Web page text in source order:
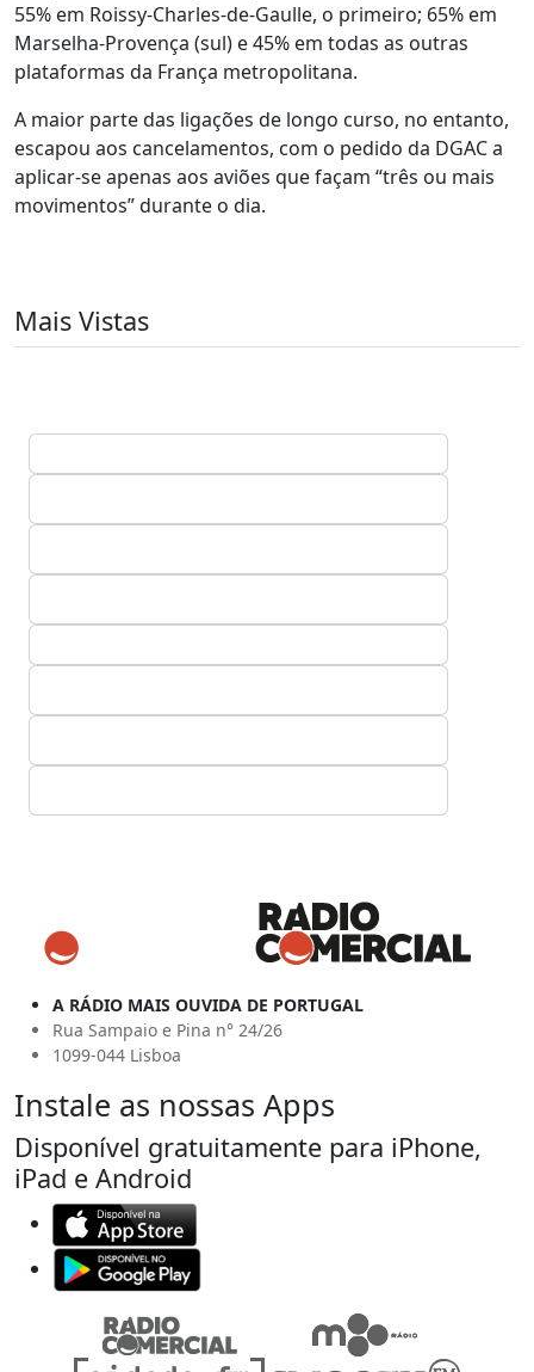
55% em Roissy-Charles-de-Gaulle, o primeiro; 65% em
Marselha-Provença (sul) e 45% em todas as outras
plataformas da França metropolitana.
A maior parte das ligações de longo curso, no entanto,
escapou aos cancelamentos, com o pedido da DGAC a
aplicar-se apenas aos aviões que façam “três ou mais
movimentos” durante o dia.
Mais Vistas
A RÁDIO MAIS OUVIDA DE PORTUGAL
Rua Sampaio e Pina n° 24/26
1099-044 Lisboa
Instale as nossas Apps
Disponível gratuitamente para iPhone,
iPad e Android